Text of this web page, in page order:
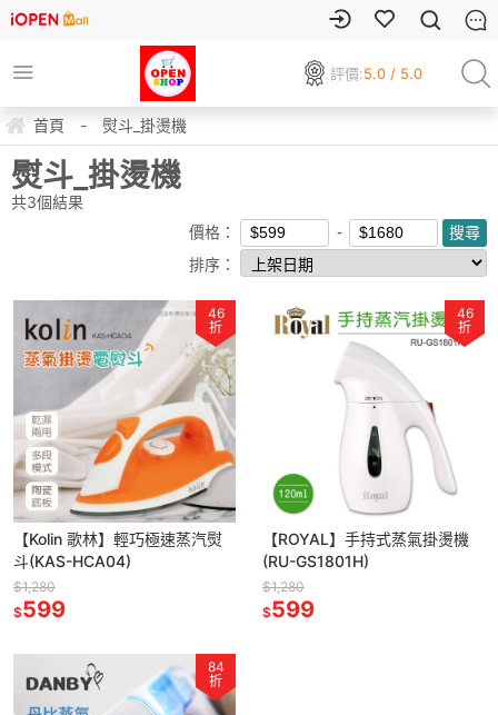
評價:5.0 / 5.0
首頁 - 熨斗_掛燙機
熨斗_掛燙機
共3個結果
價格：
排序：
46
折
【Kolin 歌林】輕巧極速蒸汽熨
斗(KAS-HCA04)
$1,280
$599
46
折
【ROYAL】手持式蒸氣掛燙機
(RU-GS1801H)
$1,280
$599
84
折